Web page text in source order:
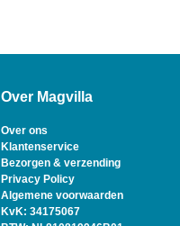
Over Magvilla
Over ons
Klantenservice
Bezorgen & verzending
Privacy Policy
Algemene voorwaarden
KvK: 34175067